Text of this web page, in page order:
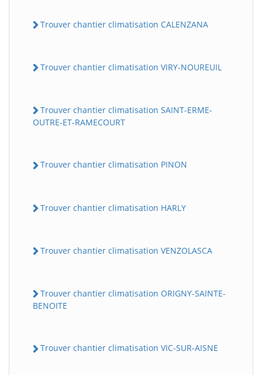
Trouver chantier climatisation CALENZANA
Trouver chantier climatisation VIRY-NOUREUIL
Trouver chantier climatisation SAINT-ERME-
OUTRE-ET-RAMECOURT
Trouver chantier climatisation PINON
Trouver chantier climatisation HARLY
Trouver chantier climatisation VENZOLASCA
Trouver chantier climatisation ORIGNY-SAINTE-
BENOITE
Trouver chantier climatisation VIC-SUR-AISNE